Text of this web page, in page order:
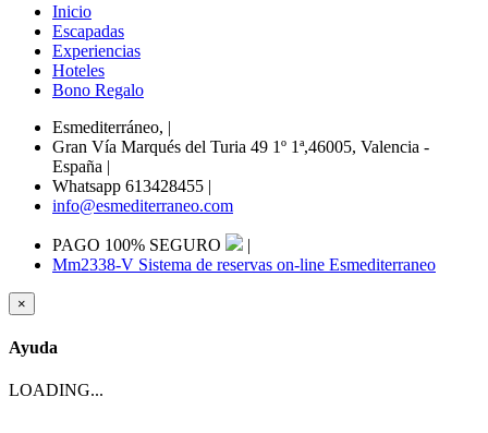
Inicio
Escapadas
Experiencias
Hoteles
Bono Regalo
Esmediterráneo, |
Gran Vía Marqués del Turia 49 1º 1ª,46005, Valencia -
España |
Whatsapp 613428455 |
info@esmediterraneo.com
PAGO 100% SEGURO
|
Mm2338-V Sistema de reservas on-line Esmediterraneo
×
Ayuda
LOADING...